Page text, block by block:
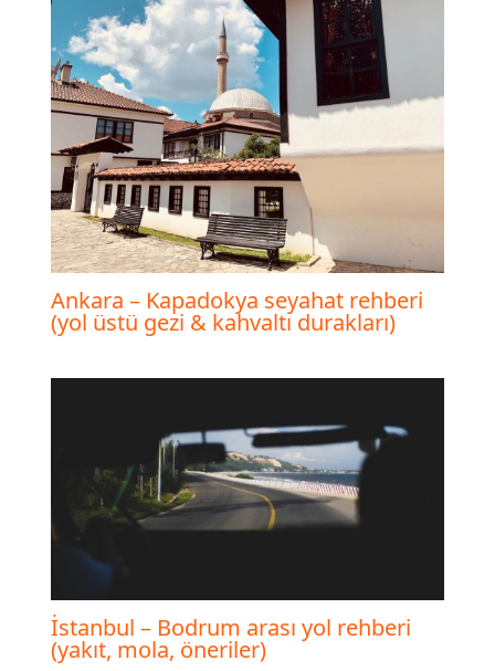
Ankara – Kapadokya seyahat rehberi
(yol üstü gezi & kahvaltı durakları)
İstanbul – Bodrum arası yol rehberi
(yakıt, mola, öneriler)